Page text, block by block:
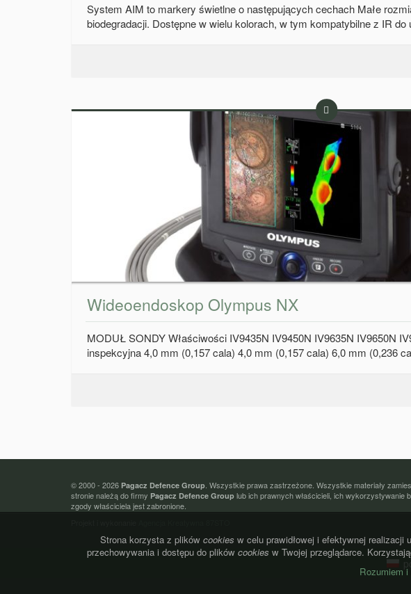
System AIM to markery świetlne o następujących cechach Małe
biodegradacji. Dostępne w wielu kolorach, w tym kompatybilne z IR do
Wideoendoskop Olympus NX
Wpis
tekstowy
MODUŁ SONDY Właściwości IV9435N IV9450N IV9635N IV9650N
inspekcyjna 4,0 mm (0,157 cala) 4,0 mm (0,157 cala) 6,0 mm (0,236
© 2000 - 2026 Pagacz Defence Group . Wszystkie prawa zastrzeżone. Wszystkie materiały
stronie należą do firmy Pagacz Defence Group lub ich prawnych właścicieli, ich wykorzystywanie
zgody właściciela jest zabronione.
Strona korzysta z plików cookies w celu prawidłowej i efektywnej realizacji
przechowywania i dostępu do plików cookies w Twojej przeglądarce.
Rozumiem